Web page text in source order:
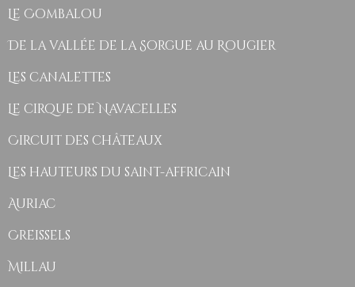
Le Combalou
De la vallée de la Sorgue au Rougier
Les canalettes
Le cirque de Navacelles
Circuit des châteaux
Les hauteurs du saint-affricain
Auriac
Creissels
Millau